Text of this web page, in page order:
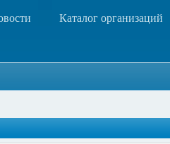
Каталог организаций